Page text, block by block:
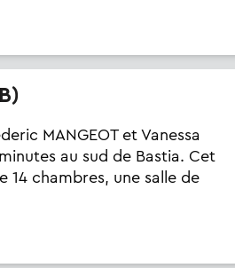
MANGEOT et Vanessa
au sud de Bastia. Cet
14 chambres, une salle de